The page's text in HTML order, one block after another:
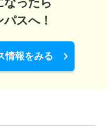
スへ！
情報をみる